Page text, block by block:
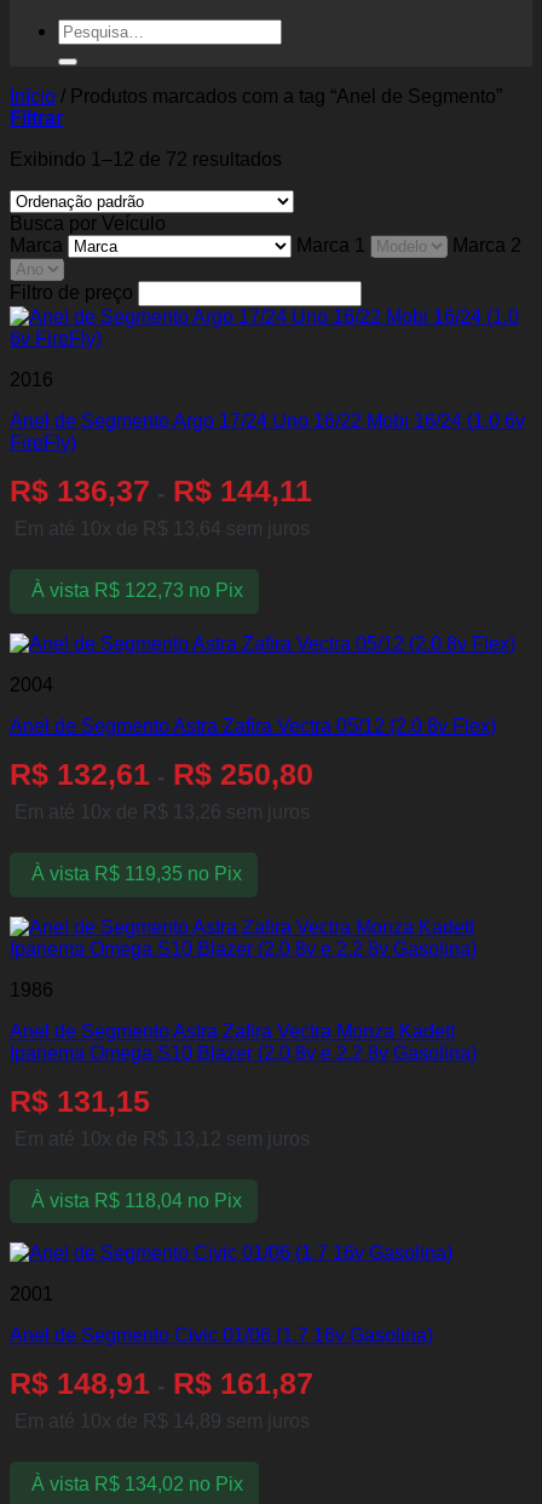
Pesquisar
por:
Início / Produtos marcados com a tag “Anel de Segmento”
Filtrar
Exibindo 1–12 de 72 resultados
Busca por Veículo
Marca
Marca 1 Marca 2
Filtro de preço
2016
Anel de Segmento Argo 17/24 Uno 16/22 Mobi 16/24 (1.0 6v
FireFly)
R$ 136,37 - R$ 144,11
Em até 10x de R$ 13,64 sem juros
À vista R$122,73 no Pix
2004
Anel de Segmento Astra Zafira Vectra 05/12 (2.0 8v Flex)
R$ 132,61 - R$ 250,80
Em até 10x de R$ 13,26 sem juros
À vista R$119,35 no Pix
1986
Anel de Segmento Astra Zafira Vectra Monza Kadett
Ipanema Omega S10 Blazer (2.0 8v e 2.2 8v Gasolina)
R$ 131,15
Em até 10x de R$ 13,12 sem juros
À vista R$118,04 no Pix
2001
Anel de Segmento Civic 01/06 (1.7 16v Gasolina)
R$ 148,91 - R$ 161,87
Em até 10x de R$ 14,89 sem juros
À vista R$134,02 no Pix